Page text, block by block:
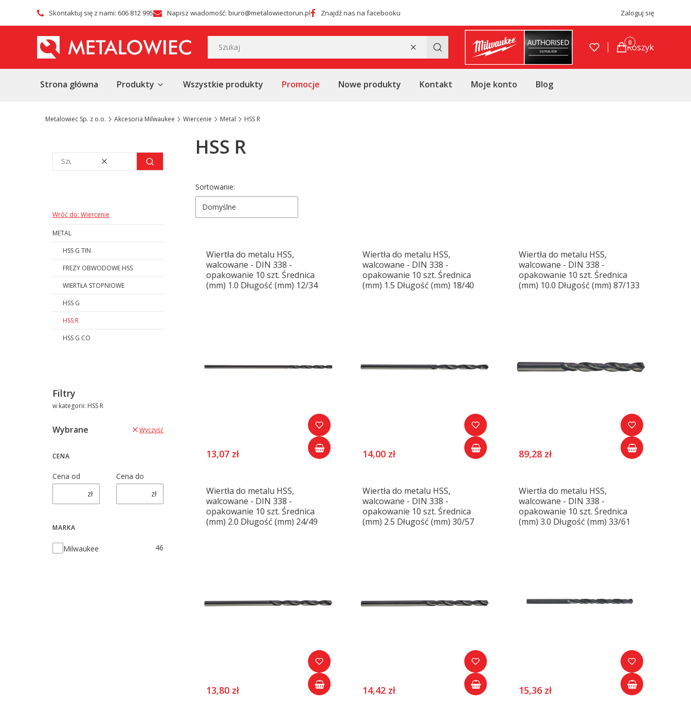
Skontaktuj się z nami: 606 812 995 Napisz wiadomość: biuro@metalowiectorun.pl Znajdź nas na facebooku Zaloguj się
WyczyśćSzukaj Produkty w
Koszyk
Strona główna Produkty Wszystkie produkty Promocje Nowe produkty Kontakt Moje konto Blog
Metalowiec Sp. z o.o. Akcesoria Milwaukee Wiercenie Metal HSS R
Wyczyść Szukaj
Wróć do: Wiercenie
METAL
HSS G TIN
FREZY OBWODOWE HSS
WIERTŁA STOPNIOWE
HSS G
HSS R
HSS G CO
Filtry
w kategorii: HSS R
Wybrane Wyczyść
CENA
Cena od
zł
Cena do
zł
MARKA
Marka
Milwaukee 46
HSS R
Lista produktów
Sortowanie:
Domyślne
Wiertła do metalu HSS,
walcowane - DIN 338 -
opakowanie 10 szt. Średnica
(mm) 1.0 Długość (mm) 12/34
13,07 zł
Wiertła do metalu HSS,
walcowane - DIN 338 -
opakowanie 10 szt. Średnica
(mm) 1.5 Długość (mm) 18/40
14,00 zł
Wiertła do metalu HSS,
walcowane - DIN 338 -
opakowanie 10 szt. Średnica
(mm) 10.0 Długość (mm) 87/133
89,28 zł
Wiertła do metalu HSS,
walcowane - DIN 338 -
opakowanie 10 szt. Średnica
(mm) 2.0 Długość (mm) 24/49
13,80 zł
Wiertła do metalu HSS,
walcowane - DIN 338 -
opakowanie 10 szt. Średnica
(mm) 2.5 Długość (mm) 30/57
14,42 zł
Wiertła do metalu HSS,
walcowane - DIN 338 -
opakowanie 10 szt. Średnica
(mm) 3.0 Długość (mm) 33/61
15,36 zł